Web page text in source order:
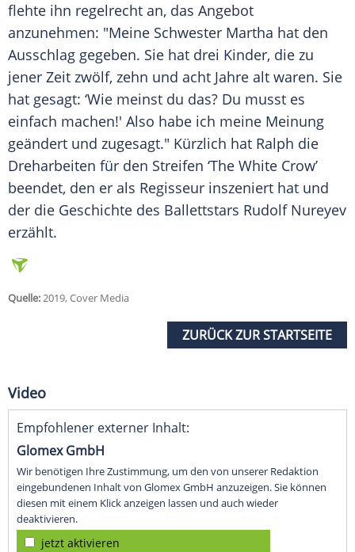
flehte ihn regelrecht an, das Angebot
anzunehmen: "Meine Schwester Martha hat den
Ausschlag gegeben. Sie hat drei Kinder, die zu
jener Zeit zwölf, zehn und acht Jahre alt waren. Sie
hat gesagt: ‘Wie meinst du das? Du musst es
einfach machen!' Also habe ich meine Meinung
geändert und zugesagt." Kürzlich hat Ralph die
Dreharbeiten für den Streifen ‘The White Crow’
beendet, den er als Regisseur inszeniert hat und
der die Geschichte des Ballettstars Rudolf Nureyev
erzählt.
Quelle:2019, Cover Media
ZURÜCK ZUR STARTSEITE
Video
Empfohlener externer Inhalt:
Glomex GmbH
Wir benötigen Ihre Zustimmung, um den von unserer Redaktion
eingebundenen Inhalt von Glomex GmbH anzuzeigen. Sie können
diesen mit einem Klick anzeigen lassen und auch wieder
deaktivieren.
jetzt aktivieren